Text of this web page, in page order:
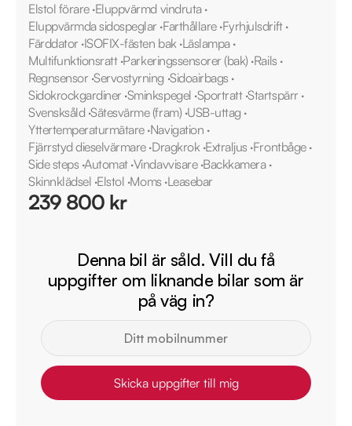
Elstol förare·Eluppvärmd vindruta·
Eluppvärmda sidospeglar ·Farthållare·Fyrhjulsdrift·
Färddator ·ISOFIX-fästen bak·Läslampa·
Multifunktionsratt·Parkeringssensorer (bak)·Rails ·
Regnsensor ·Servostyrning ·Sidoairbags ·
Sidokrockgardiner ·Sminkspegel ·Sportratt·Startspärr ·
Svensksåld ·Sätesvärme (fram)·USB-uttag ·
Yttertemperaturmätare·Navigation ·
Fjärrstyd dieselvärmare·Dragkrok·Extraljus ·Frontbåge·
Side steps ·Automat·Vindavvisare·Backkamera·
Skinnklädsel ·Elstol ·Moms ·Leasebar
239 800 kr
Denna bil är såld. Vill du få
uppgifter om liknande bilar som är
på väg in?
Skicka uppgifter till mig